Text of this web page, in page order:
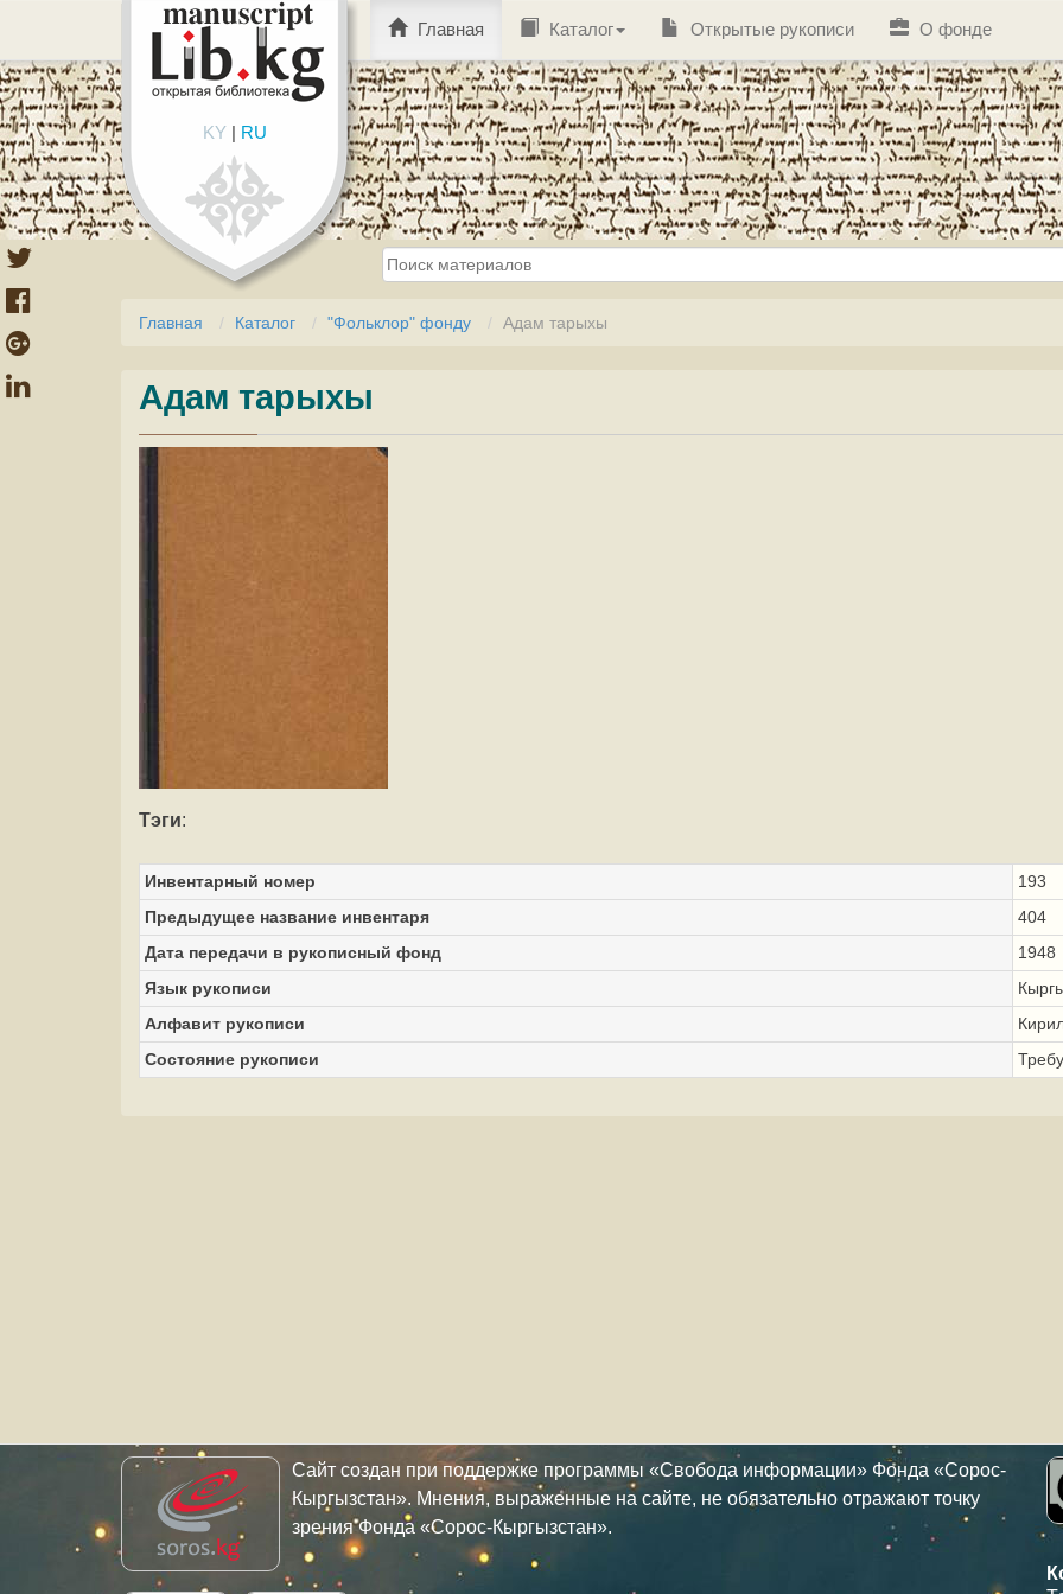
KY| RU
Главная Каталог Открытые рукописи О фонде
Главная Каталог "Фольклор" фонду Адам тарыхы
Адам тарыхы
Тэги:
Инвентарный номер
193
Предыдущее название инвентаря
404
Дата передачи в рукописный фонд
1948
Язык рукописи
Алфавит рукописи
Состояние рукописи
Сайт создан при поддержке программы «Свобода информации» Фонда «Сорос-
Кыргызстан». Мнения, выраженные на сайте, не обязательно отражают точку
зрения Фонда «Сорос-Кыргызстан».